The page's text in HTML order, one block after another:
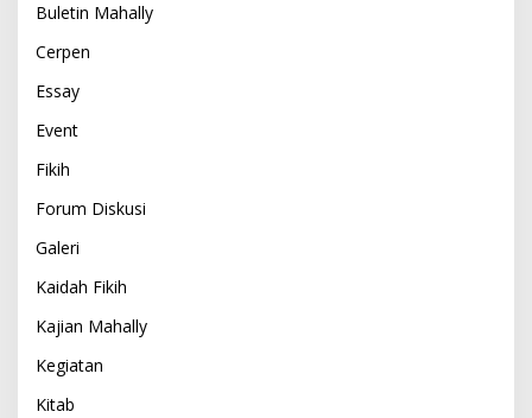
Buletin Mahally
Cerpen
Essay
Event
Fikih
Forum Diskusi
Galeri
Kaidah Fikih
Kajian Mahally
Kegiatan
Kitab